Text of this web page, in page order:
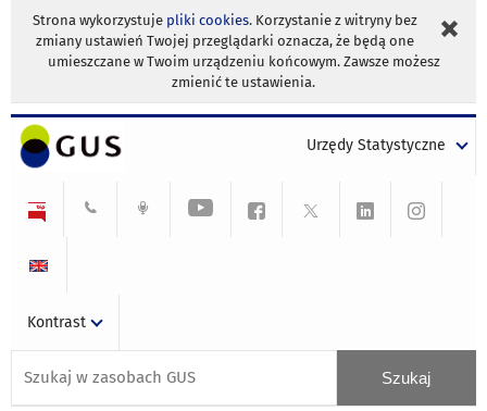
Strona wykorzystuje pliki cookies. Korzystanie z witryny bez
zmiany ustawień Twojej przeglądarki oznacza, że będą one
umieszczane w Twoim urządzeniu końcowym. Zawsze możesz
zmienić te ustawienia.
Urzędy Statystyczne
Kontrast